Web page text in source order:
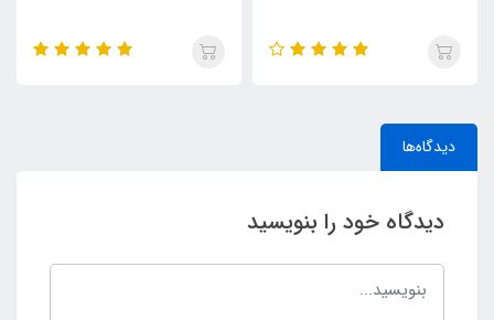
دیدگاه‌ها
دیدگاه خود را بنویسید